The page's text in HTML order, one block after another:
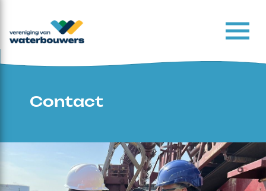
Contact